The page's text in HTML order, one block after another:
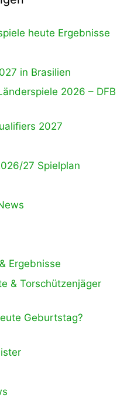
heute Ergebnisse
in Brasilien
2026 – DFB
2027
27 Spielplan
Ergebnisse
& Torschützenjäger
Geburtstag?